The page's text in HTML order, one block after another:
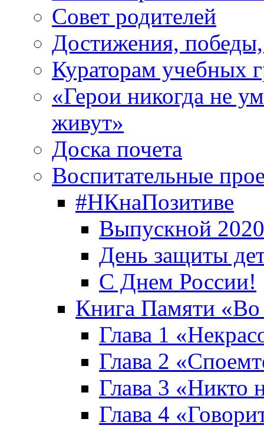
Совет родителей
Достижения,
Кураторам учебных
«Герои никогда не
живут»
Доска почета
Воспитательные
#НКнаПозитиве
Выпускной
День защиты
С Днем России!
Книга Памяти
Глава 1
Глава 2
Глава 3 «Никто
Глава 4